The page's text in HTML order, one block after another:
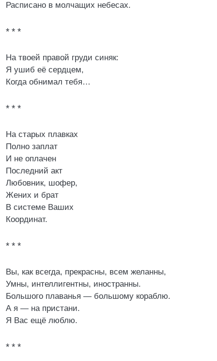
Расписано в молчащих небесах.
* * *
На твоей правой груди синяк:
Я ушиб её сердцем,
Когда обнимал тебя…
* * *
На старых плавках
Полно заплат
И не оплачен
Последний акт
Любовник, шофер,
Жених и брат
В системе Ваших
Координат.
* * *
Вы, как всегда, прекрасны, всем желанны,
Умны, интеллигентны, иностранны.
Большого плаванья — большому кораблю.
А я — на пристани.
Я Вас ещё люблю.
* * *